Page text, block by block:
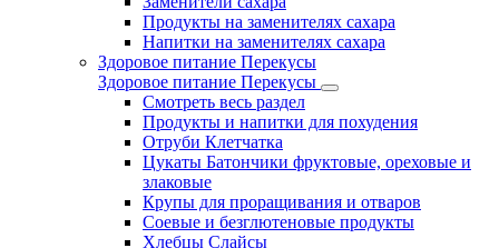
Продукты на заменителях сахара
Напитки на заменителях сахара
Здоровое питание Перекусы
Здоровое питание Перекусы
Смотреть весь раздел
Продукты и напитки для похудения
Отруби Клетчатка
Цукаты Батончики фруктовые, ореховые и
злаковые
Крупы для проращивания и отваров
Соевые и безглютеновые продукты
Хлебцы Слайсы